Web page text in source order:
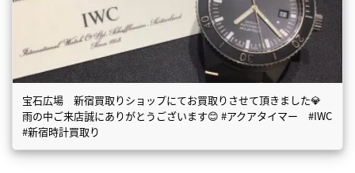
宝石広場 新宿買取りショップにてお買取りさせて頂きました💎
雨の中ご来店誠にありがとうございます😊 #アクアタイマー #IWC
#新宿時計買取り